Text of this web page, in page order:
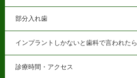
部分入れ歯
インプラントしかないと歯科で言われたら
診療時間・アクセス